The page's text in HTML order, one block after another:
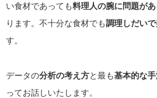
い食材であっても料理人の腕に問題が
ります。不十分な食材でも調理しだい
す。
データの分析の考え方と最も基本的な
ってお話しいたします。